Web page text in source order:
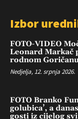
Izbor
FOTO-VIDEO
Leonard Markač
rodnom
Nedjelja, 12. srpnja 2026.
FOTO Branko
golubica’, a
gosti iz cijelog